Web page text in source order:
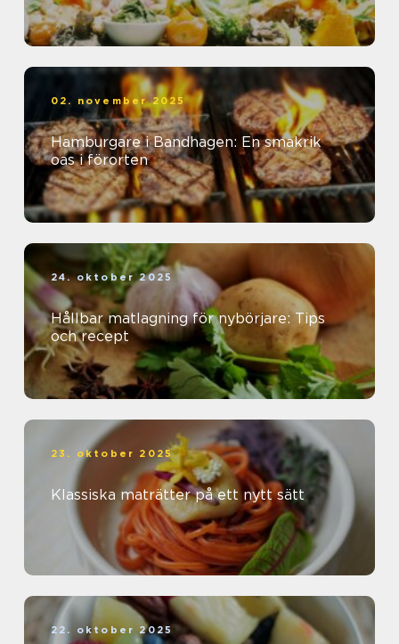
02. november 2025
Hamburgare i Bandhagen: En smakrik
oas i förorten
24. oktober 2025
Hållbar matlagning för nybörjare: Tips
och recept
23. oktober 2025
Klassiska maträtter på ett nytt sätt
22. oktober 2025